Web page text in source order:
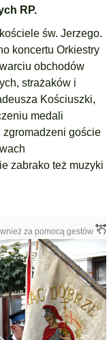
RP.
św. Jerzego.
koncertu Orkiestry
obchodów
strażaków i
Kościuszki,
medali
zgromadzeni goście
zabrako też muzyki
za pomocą gestów